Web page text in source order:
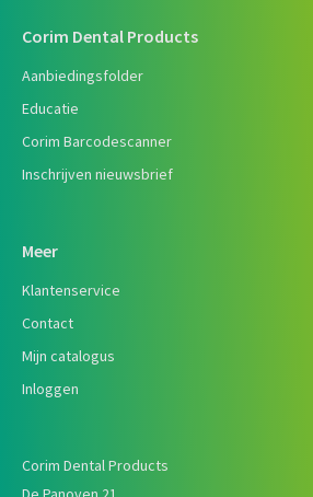
Corim Dental Products
Aanbiedingsfolder
Educatie
Corim Barcodescanner
Inschrijven nieuwsbrief
Meer
Klantenservice
Contact
Mijn catalogus
Inloggen
Corim Dental Products